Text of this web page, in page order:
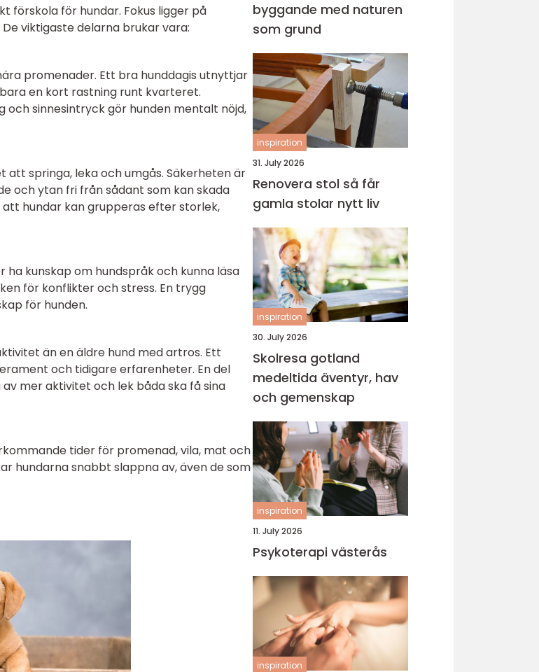
förskola för hundar. Fokus ligger på
viktigaste delarna brukar vara:
promenader. Ett bra hunddagis utnyttjar
en kort rastning runt kvarteret.
och sinnesintryck gör hunden mentalt nöjd,
att springa, leka och umgås. Säkerheten är
och ytan fri från sådant som kan skada
hundar kan grupperas efter storlek,
ha kunskap om hundspråk och kunna läsa
för konflikter och stress. En trygg
för hunden.
än en äldre hund med artros. Ett
och tidigare erfarenheter. En del
mer aktivitet och lek båda ska få sina
tider för promenad, vila, mat och
hundarna snabbt slappna av, även de som
byggande med naturen
som grund
inspiration
31. July 2026
Renovera stol så får
gamla stolar nytt liv
inspiration
30. July 2026
Skolresa gotland
medeltida äventyr, hav
och gemenskap
inspiration
11. July 2026
Psykoterapi västerås
inspiration